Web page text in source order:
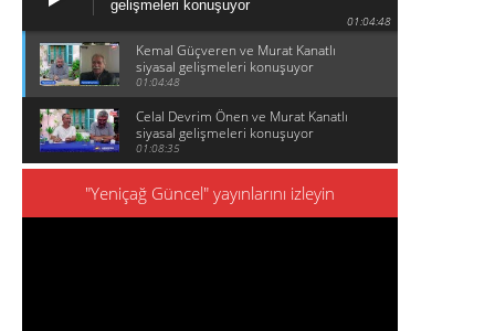
gelişmeleri konuşuyor
01:04:48
Kemal Güçveren ve Murat Kanatlı
siyasal gelişmeleri konuşuyor
01:04:48
Celal Devrim Önen ve Murat Kanatlı
siyasal gelişmeleri konuşuyor
01:08:35
"Yeniçağ Güncel" yayınlarını izleyin